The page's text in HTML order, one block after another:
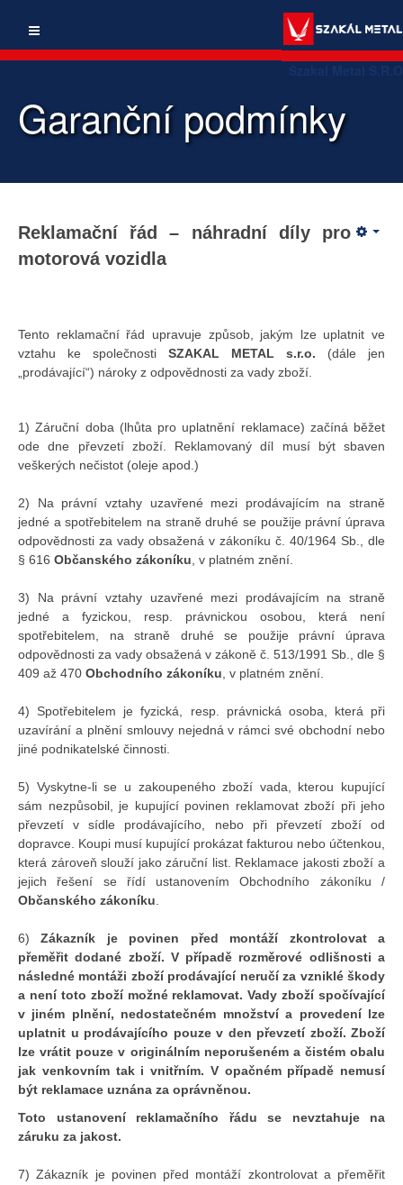
Szakal Metal S.R.O
Garanční podmínky
Reklamační řád – náhradní díly pro
motorová vozidla
Tento reklamační řád upravuje způsob, jakým lze uplatnit ve
vztahu ke společnosti SZAKAL METAL s.r.o. (dále jen
„prodávající“) nároky z odpovědnosti za vady zboží.
1) Záruční doba (lhůta pro uplatnění reklamace) začíná běžet
ode dne převzetí zboží. Reklamovaný díl musí být sbaven
veškerých nečistot (oleje apod.)
2) Na právní vztahy uzavřené mezi prodávajícím na straně
jedné a spotřebitelem na straně druhé se použije právní úprava
odpovědnosti za vady obsažená v zákoníku č. 40/1964 Sb., dle
§ 616 Občanského zákoníku , v platném znění.
3) Na právní vztahy uzavřené mezi prodávajícím na straně
jedné a fyzickou, resp. právnickou osobou, která není
spotřebitelem, na straně druhé se použije právní úprava
odpovědnosti za vady obsažená v zákoně č. 513/1991 Sb., dle §
409 až 470 Obchodního zákoníku , v platném znění.
4) Spotřebitelem je fyzická, resp. právnická osoba, která při
uzavírání a plnění smlouvy nejedná v rámci své obchodní nebo
jiné podnikatelské činnosti.
5) Vyskytne-li se u zakoupeného zboží vada, kterou kupující
sám nezpůsobil, je kupující povinen reklamovat zboží při jeho
převzetí v sídle prodávajícího, nebo při převzetí zboží od
dopravce. Koupi musí kupující prokázat fakturou nebo účtenkou,
která zároveň slouží jako záruční list. Reklamace jakosti zboží a
jejich řešení se řídí ustanovením Obchodního zákoníku /
Občanského zákoníku
6)Zákazník je povinen před montáží zkontrolovat a
přeměřit dodané zboží. V případě rozměrové odlišnosti a
následné montáži zboží prodávající neručí za vzniklé škody
a není toto zboží možné reklamovat. Vady zboží spočívající
v jiném plnění, nedostatečném množství a provedení lze
uplatnit u prodávajícího pouze v den převzetí zboží. Zboží
lze vrátit pouze v originálním neporušeném a čistém obalu
jak venkovním tak i vnitřním. V opačném případě nemusí
být reklamace uznána za oprávněnou.
Toto ustanovení reklamačního řádu se nevztahuje na
záruku za jakost.
7) Zákazník je povinen před montáží zkontrolovat a přeměřit